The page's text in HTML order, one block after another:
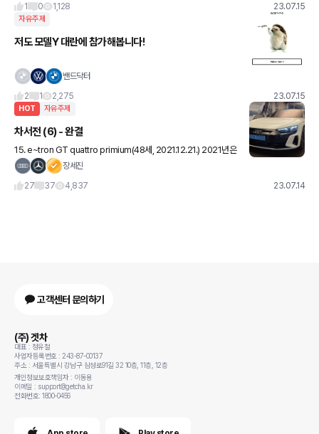
1
0 1,128 23.07.15
자유주제
저도 모델Y 대란에 참가해봅니다!
밴드닥터
2
1 2,275 23.07.15
HOT 자유주제
차서전 (6) - 완결
15. e~tron GT quattro primium(48세, 2021.12.21.) 2021년은
제 차생사에서 가장 버라어티한(?) 해인 것 같습니다. 이렇게 된 이유
장세진
27
37 4,837 23.07.14
고객센터 문의하기
(주) 겟차
대표 : 정유철
사업자등록번호 : 243-87-00137
주소 : 서울특별시 강남구 삼성로91길 32 10층, 11층, 12층
개인정보보호책임자 : 이동용
이메일 : support@getcha.kr
전화번호: 1800-0456